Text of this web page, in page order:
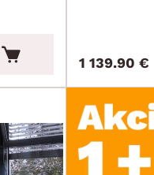
1 139.90 €